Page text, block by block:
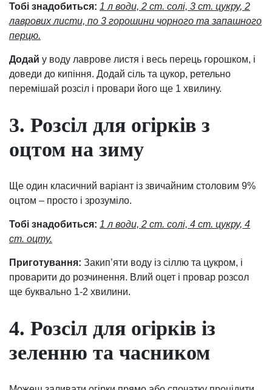
Тобі знадобиться: 1 л води, 2 ст. солі, 3 ст. цукру, 2
лаврових листи, по 3 горошини чорного та запашного
перцю.
Додай у воду лаврове листя і весь перець горошком, і
доведи до кипіння. Додай сіль та цукор, ретельно
перемішай розсіл і провари його ще 1 хвилину.
3. Розсіл для огірків з
оцтом на зиму
Ще один класичний варіант із звичайним столовим 9%
оцтом – просто і зрозуміло.
Тобі знадобиться: 1 л води, 2 ст. солі, 4 ст. цукру, 4
ст. оцту.
Приготування: Закип’яти воду із сіллю та цукром, і
проварити до розчинення. Влий оцет і провар розсол
ще буквально 1-2 хвилини.
4. Розсіл для огірків із
зеленню та часником